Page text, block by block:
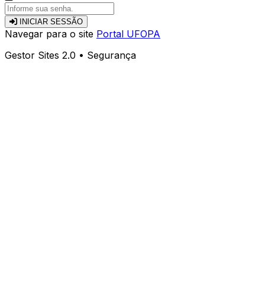
INICIAR SESSÃO
Navegar para o site Portal UFOPA
Gestor Sites 2.0 • Segurança